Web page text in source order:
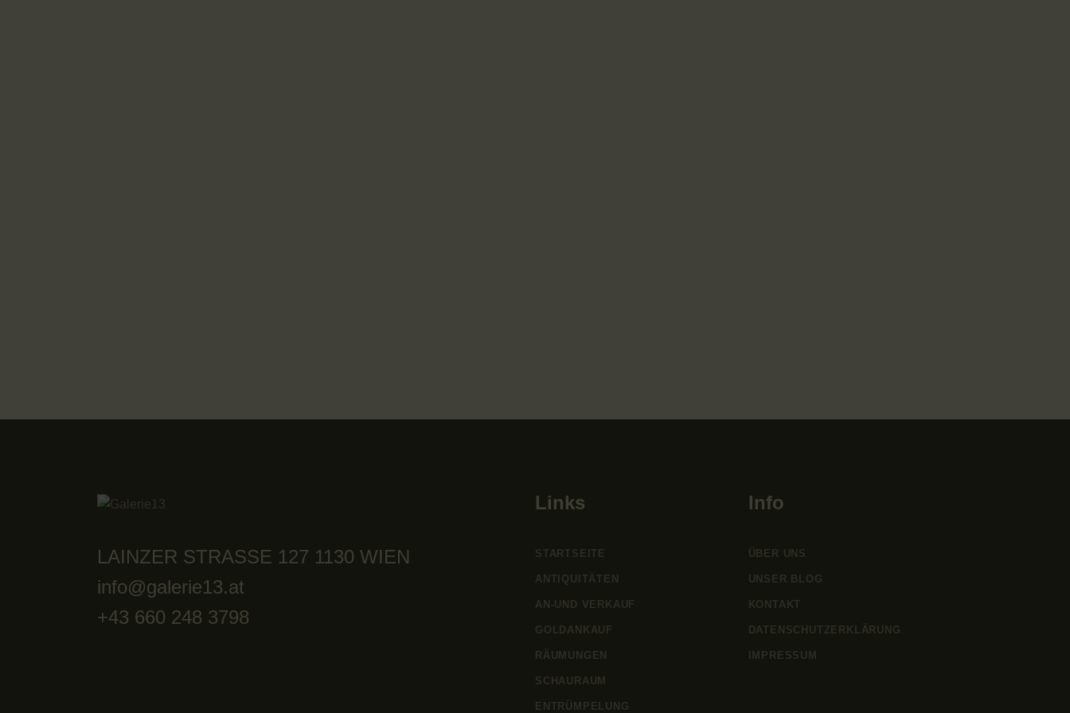
LAINZER STRASSE 127 1130 WIEN
info@galerie13.at
+43 660 248 3798
Links
STARTSEITE
ANTIQUITÄTEN
AN-UND VERKAUF
GOLDANKAUF
RÄUMUNGEN
SCHAURAUM
ENTRÜMPELUNG
Info
ÜBER UNS
UNSER BLOG
KONTAKT
DATENSCHUTZERKLÄRUNG
IMPRESSUM